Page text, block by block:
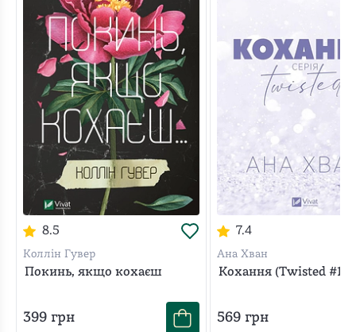
8.5
Коллін Гувер
Покинь, якщо кохаєш
399 грн
7.4
Ана Хван
Кохання (Twisted #1)
569грн